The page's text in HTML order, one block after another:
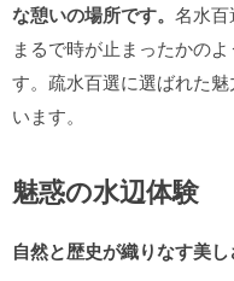
な憩いの場所です。 名水百
まるで時が止まったかの
す。疏水百選に選ばれた
います。
魅惑の水辺体験
自然と歴史が織りなす美し